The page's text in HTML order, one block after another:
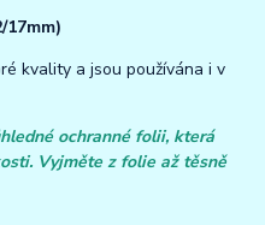
17mm)
kvality a jsou používána i v
ochranné folii, která
Vyjměte z folie až těsně